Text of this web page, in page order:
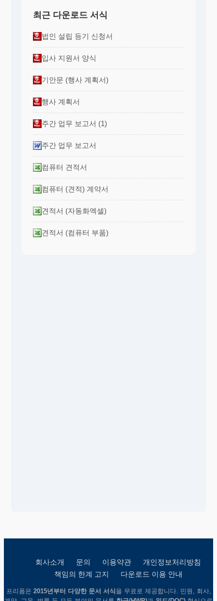
최근 다운로드 서식
법인 설립 등기 신청서
입사 지원서 양식
기안문 (행사 계획서)
행사 계획서
주간 업무 보고서 (1)
주간 업무 보고서
컴퓨터 견적서
컴퓨터 (견적) 계약서
견적서 (자동화엑셀)
견적서 (컴퓨터 부품)
회사소개 문의 이용약관
개인정보처리방침
책임의 한계 고지
다운로드 이용 안내
프리폼은 2015년부터 다양한 문서 서식 을 무료로 제공합니다. 민원, 회사,